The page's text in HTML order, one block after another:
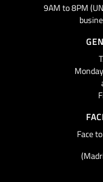
9AM to 8PM
Face